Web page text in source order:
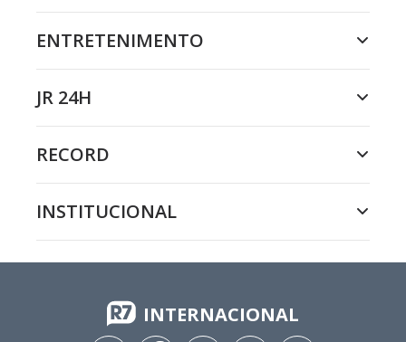
ENTRETENIMENTO
JR 24H
RECORD
INSTITUCIONAL
INTERNACIONAL